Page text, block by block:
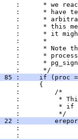
:      * we
:      * have
:      *
:      * this
:      * it
:      *
:      * Note
:      *
:      *
:      */
85 :     if (proc
:     {
:         /*
:          *
:          *
:          */
22 :
:
: